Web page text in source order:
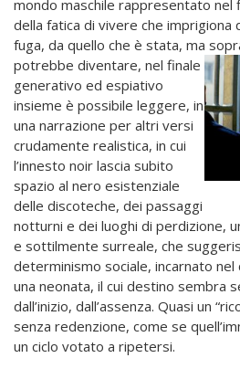
mondo maschile rappresentato nel
della fatica di vivere che imprigiona
fuga, da quello che è stata, ma
potrebbe diventare, nel finale
generativo ed espiativo
insieme è possibile leggere, in
una narrazione per altri versi
crudamente realistica, in cui
l’innesto noir lascia subito
spazio al nero esistenziale
delle discoteche, dei passaggi
notturni e dei luoghi di perdizione,
e sottilmente surreale, che
determinismo sociale, incarnato nel
una neonata, il cui destino sembra
dall’inizio, dall’assenza. Quasi un
senza redenzione, come se
un ciclo votato a ripetersi.